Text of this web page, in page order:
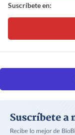
Suscríbete en: